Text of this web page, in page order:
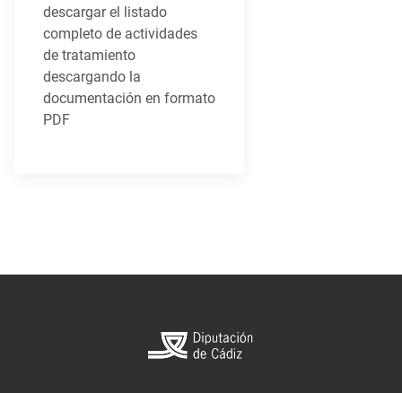
descargar el listado
completo de actividades
de tratamiento
descargando la
documentación en formato
PDF